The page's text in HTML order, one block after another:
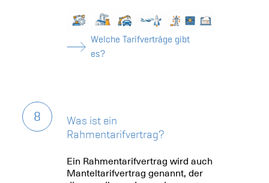
Welche Tarifverträge gibt
es?
8
Was ist ein
Rahmentarifvertrag?
Ein Rahmentarifvertrag wird auch
Manteltarifvertrag genannt, der